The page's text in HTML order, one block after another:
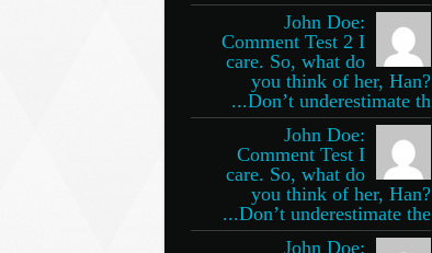
John Doe:
Comment Test 2 I
care. So, what do
you think of her, Han?
Don’t underestimate th...
John Doe:
Comment Test I
care. So, what do
you think of her, Han?
Don’t underestimate the...
John Doe: